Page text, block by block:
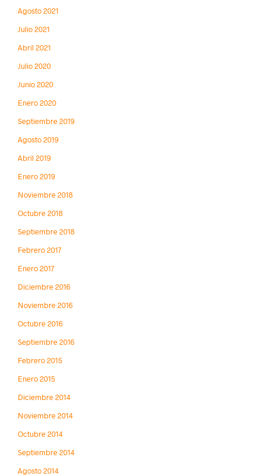
Agosto 2021
Julio 2021
Abril 2021
Julio 2020
Junio 2020
Enero 2020
Septiembre 2019
Agosto 2019
Abril 2019
Enero 2019
Noviembre 2018
Octubre 2018
Septiembre 2018
Febrero 2017
Enero 2017
Diciembre 2016
Noviembre 2016
Octubre 2016
Septiembre 2016
Febrero 2015
Enero 2015
Diciembre 2014
Noviembre 2014
Octubre 2014
Septiembre 2014
Agosto 2014